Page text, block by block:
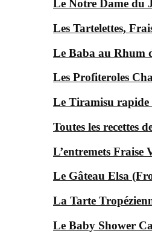
Le Notre Dame du
Les Tartelettes,
Le Baba au Rhum
Les Profiteroles
Le Tiramisu
Toutes les recettes
L’entremets Fraise
Le Gâteau Elsa
La Tarte
Le Baby Shower